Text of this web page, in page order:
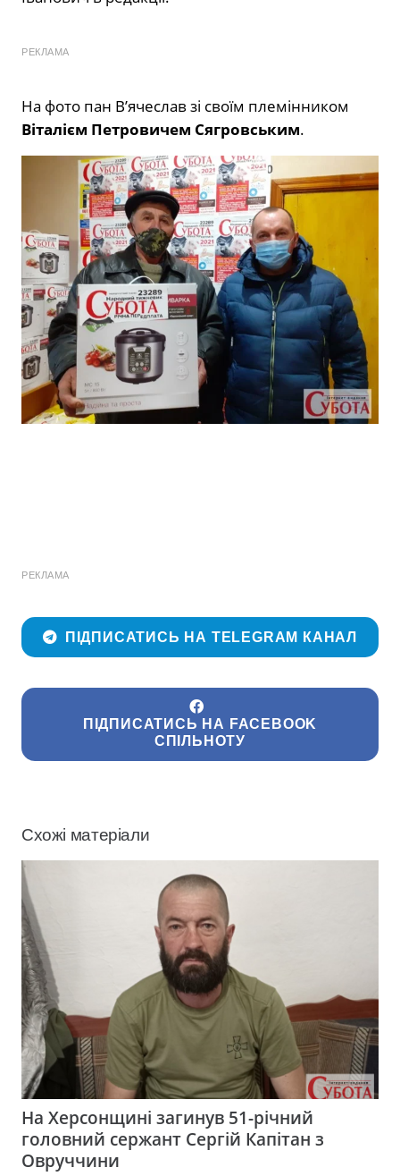
РЕКЛАМА
На фото пан В’ячеслав зі своїм племінником
Віталієм Петровичем Сягровським.
РЕКЛАМА
ПІДПИСАТИСЬ НА TELEGRAM КАНАЛ
ПІДПИСАТИСЬ НА FACEBOOK
СПІЛЬНОТУ
Схожі матеріали
На Херсонщині загинув 51-річний
головний сержант Сергій Капітан з
Овруччини